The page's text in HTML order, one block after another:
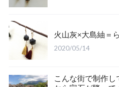
火山灰×大島紬＝
2020/05/14
こんな街で制作